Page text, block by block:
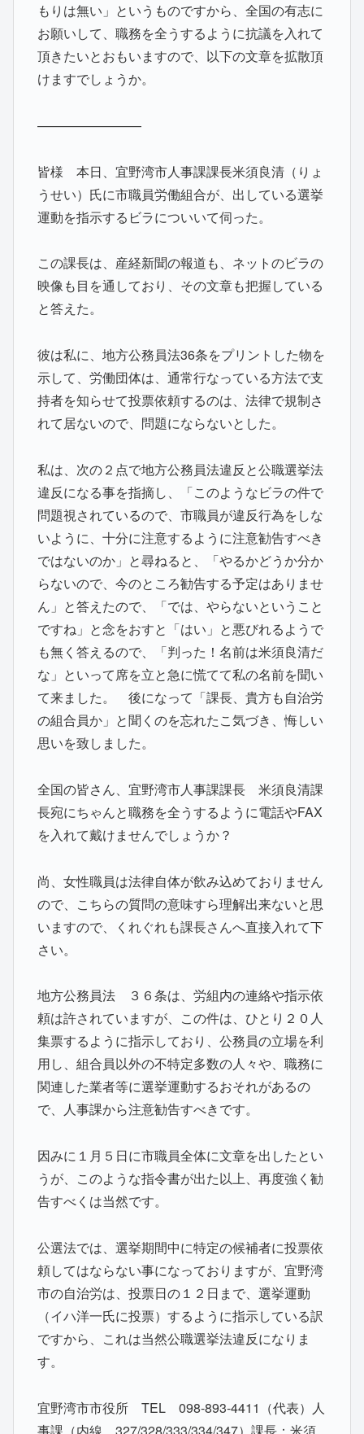
もりは無い」というものですから、全国の有志に
お願いして、職務を全うするように抗議を入れて
頂きたいとおもいますので、以下の文章を拡散頂
けますでしょうか。
————————
皆様 本日、宜野湾市人事課課長米須良清（りょ
うせい）氏に市職員労働組合が、出している選挙
運動を指示するビラについいて伺った。
この課長は、産経新聞の報道も、ネットのビラの
映像も目を通しており、その文章も把握している
と答えた。
彼は私に、地方公務員法36条をプリントした物を
示して、労働団体は、通常行なっている方法で支
持者を知らせて投票依頼するのは、法律で規制さ
れて居ないので、問題にならないとした。
私は、次の２点で地方公務員法違反と公職選挙法
違反になる事を指摘し、「このようなビラの件で
問題視されているので、市職員が違反行為をしな
いように、十分に注意するように注意勧告すべき
ではないのか」と尋ねると、「やるかどうか分か
らないので、今のところ勧告する予定はありませ
ん」と答えたので、「では、やらないということ
ですね」と念をおすと「はい」と悪びれるようで
も無く答えるので、「判った！名前は米須良清だ
な」といって席を立と急に慌てて私の名前を聞い
て来ました。 後になって「課長、貴方も自治労
の組合員か」と聞くのを忘れたこ気づき、悔しい
思いを致しました。
全国の皆さん、宜野湾市人事課課長 米須良清課
長宛にちゃんと職務を全うするように電話やFAX
を入れて戴けませんでしょうか？
尚、女性職員は法律自体が飲み込めておりません
ので、こちらの質問の意味すら理解出来ないと思
いますので、くれぐれも課長さんへ直接入れて下
さい。
地方公務員法 ３６条は、労組内の連絡や指示依
頼は許されていますが、この件は、ひとり２０人
集票するように指示しており、公務員の立場を利
用し、組合員以外の不特定多数の人々や、職務に
関連した業者等に選挙運動するおそれがあるの
で、人事課から注意勧告すべきです。
因みに１月５日に市職員全体に文章を出したとい
うが、このような指令書が出た以上、再度強く勧
告すべくは当然です。
公選法では、選挙期間中に特定の候補者に投票依
頼してはならない事になっておりますが、宜野湾
市の自治労は、投票日の１２日まで、選挙運動
（イハ洋一氏に投票）するように指示している訳
ですから、これは当然公職選挙法違反になりま
す。
宜野湾市市役所 TEL 098-893-4411（代表）人
事課（内線 327/328/333/334/347）課長：米須